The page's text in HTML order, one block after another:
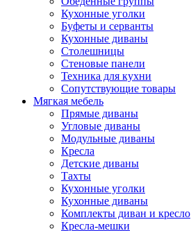
Кухонные уголки
Буфеты и серванты
Кухонные диваны
Столешницы
Стеновые панели
Техника для кухни
Сопутствующие товары
Мягкая мебель
Прямые диваны
Угловые диваны
Модульные диваны
Кресла
Детские диваны
Тахты
Кухонные уголки
Кухонные диваны
Комплекты диван и кресло
Кресла-мешки